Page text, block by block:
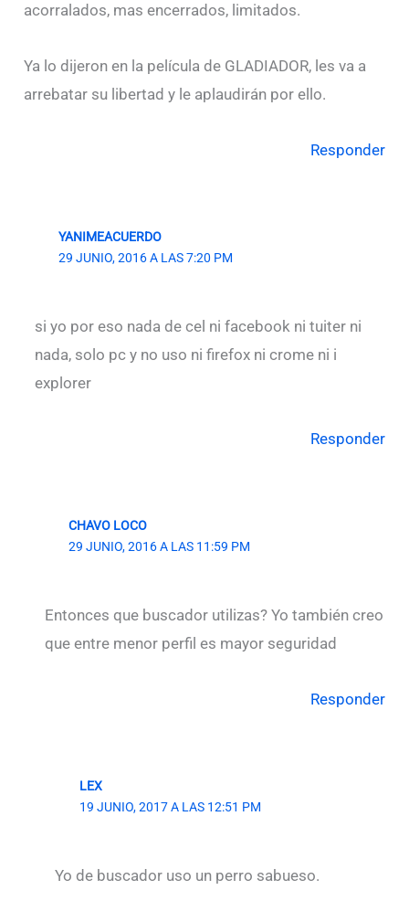
acorralados, mas encerrados, limitados.
Ya lo dijeron en la película de GLADIADOR, les va a
arrebatar su libertad y le aplaudirán por ello.
Responder
YANIMEACUERDO
29 JUNIO, 2016 A LAS 7:20 PM
si yo por eso nada de cel ni facebook ni tuiter ni
nada, solo pc y no uso ni firefox ni crome ni i
explorer
Responder
CHAVO LOCO
29 JUNIO, 2016 A LAS 11:59 PM
Entonces que buscador utilizas? Yo también creo
que entre menor perfil es mayor seguridad
Responder
LEX
19 JUNIO, 2017 A LAS 12:51 PM
Yo de buscador uso un perro sabueso.